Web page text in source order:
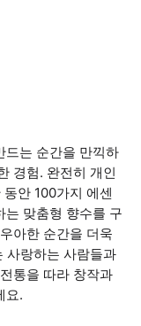
드는 순간을 만끽하
경험. 완전히 개인
안 100가지 에센
는 맞춤형 향수를 구
아한 순간을 더욱
사랑하는 사람들과
통을 따라 창작과
요.